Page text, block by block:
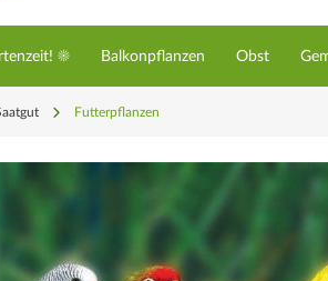
☀️ Balkonpflanzen Obst
Futterpflanzen